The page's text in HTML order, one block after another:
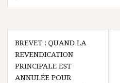
Navigation
de
l’article
BREVET : QUAND LA
REVENDICATION
PRINCIPALE EST
ANNULÉE POUR